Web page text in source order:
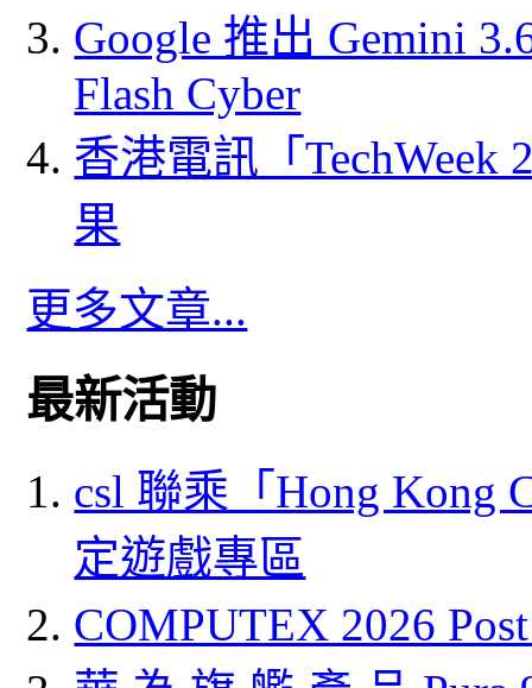
Google 推出 Gemini
Flash Cyber
香港電訊「
果
更多文章...
最新活動
csl 聯乘「Hong Kong
定遊戲專區
COMPUTEX 2026